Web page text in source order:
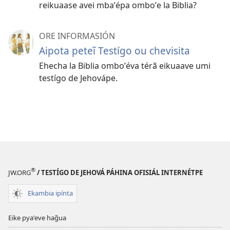
reikuaase avei mbaʼépa omboʼe la Biblia?
ORE INFORMASIÓN
Aipota peteĩ Testígo ou chevisita
Ehecha la Biblia omboʼéva térã eikuaave umi
testígo de Jehovápe.
JW.ORG® / TESTÍGO DE JEHOVÁ PÁHINA OFISIÁL INTERNÉTPE
Ekambia ipínta
Eike pyaʼeve hag̃ua